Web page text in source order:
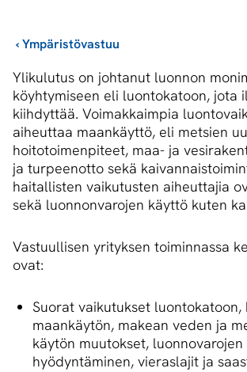
Ympäristövastuu
›
Ylikulutus on johtanut luonnon
köyhtymiseen eli luontokatoon, jota
kiihdyttää. Voimakkaimpia
aiheuttaa maankäyttö, eli metsien
hoitotoimenpiteet, maa- ja
ja turpeenotto sekä
haitallisten vaikutusten aiheuttajia
sekä luonnonvarojen käyttö kuten
Vastuullisen yrityksen toiminnassa
ovat:
Suorat vaikutukset luontokatoon,
maankäytön, makean veden ja
käytön muutokset, luonnovarojen
hyödyntäminen, vieraslajit ja